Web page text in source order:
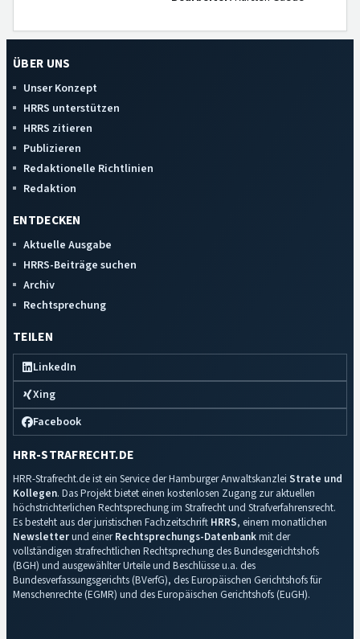
ÜBER UNS
Unser Konzept
HRRS unterstützen
HRRS zitieren
Publizieren
Redaktionelle Richtlinien
Redaktion
ENTDECKEN
Aktuelle Ausgabe
HRRS-Beiträge suchen
Archiv
Rechtsprechung
TEILEN
LinkedIn
Xing
Facebook
HRR-STRAFRECHT.DE
HRR-Strafrecht.de ist ein Service der Hamburger Anwaltskanzlei Strate und
Kollegen. Das Projekt bietet einen kostenlosen Zugang zur aktuellen
höchstrichterlichen Rechtsprechung im Strafrecht und Strafverfahrensrecht.
Es besteht aus der juristischen Fachzeitschrift HRRS, einem monatlichen
Newsletterund einerRechtsprechungs-Datenbankmit der
vollständigen strafrechtlichen Rechtsprechung des Bundesgerichtshofs
(BGH) und ausgewählter Urteile und Beschlüsse u.a. des
Bundesverfassungsgerichts (BVerfG), des Europäischen Gerichtshofs für
Menschenrechte (EGMR) und des Europäischen Gerichtshofs (EuGH).